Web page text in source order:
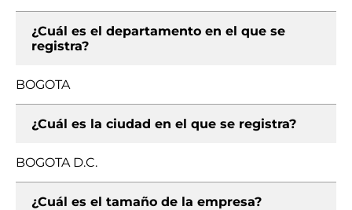
¿Cuál es el departamento en el que se
registra?
BOGOTA
¿Cuál es la ciudad en el que se registra?
BOGOTA D.C.
¿Cuál es el tamaño de la empresa?